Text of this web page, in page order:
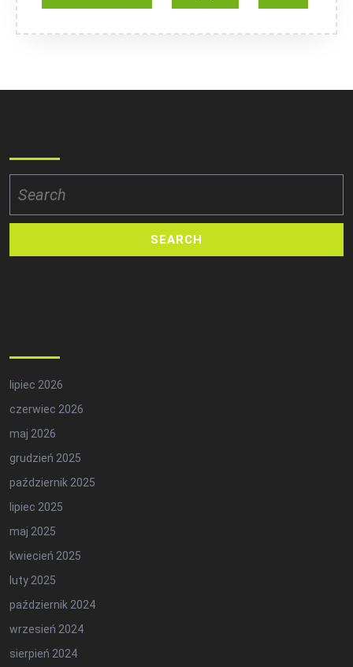
for:
lipiec 2026
czerwiec 2026
maj 2026
grudzień 2025
październik 2025
lipiec 2025
maj 2025
kwiecień 2025
luty 2025
październik 2024
wrzesień 2024
sierpień 2024